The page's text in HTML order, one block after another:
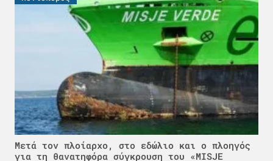
Μετά τον πλοίαρχο, στο εδώλιο και ο πλοηγός
για τη θανατηφόρα σύγκρουση του «MISJE